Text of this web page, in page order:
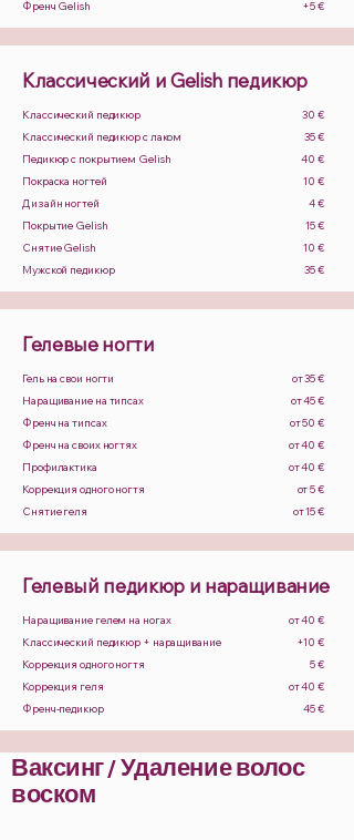
Френч Gelish
+5 €
Классический и Gelish педикюр
Классический педикюр
Классический педикюр с лаком
Педикюр с покрытием Gelish
Покраска ногтей
Дизайн ногтей
Покрытие Gelish
Снятие Gelish
Мужской педикюр
30 €
35 €
40 €
10 €
4 €
15 €
10 €
35 €
Гелевые ногти
Гель на свои ногти
Наращивание на типсах
Френч на типсах
Френч на своих ногтях
Профилактика
Коррекция одного ногтя
Снятие геля
от 35 €
от 45 €
от 50 €
от 40 €
от 40 €
от 5 €
от 15 €
Гелевый педикюр и наращивание
Наращивание гелем на ногах
Классический педикюр + наращивание
Коррекция одного ногтя
Коррекция геля
Френч-педикюр
от 40 €
+10 €
5 €
от 40 €
45 €
Ваксинг / Удаление волос
воском